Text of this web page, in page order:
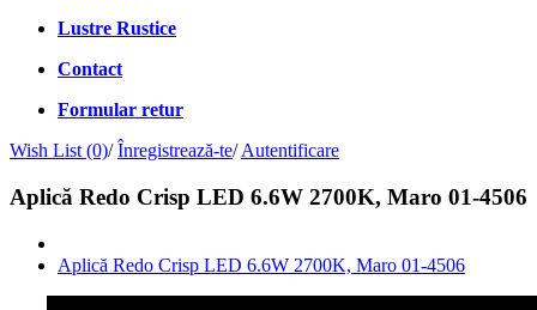
Lustre Rustice
Contact
Formular retur
Wish List (0)/ Înregistrează-te/ Autentificare
Aplică Redo Crisp LED 6.6W 2700K, Maro 01-4506
Aplică Redo Crisp LED 6.6W 2700K, Maro 01-4506